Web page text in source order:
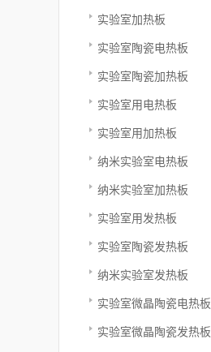
实验室加热板
实验室陶瓷电热板
实验室陶瓷加热板
实验室用电热板
实验室用加热板
纳米实验室电热板
纳米实验室加热板
实验室用发热板
实验室陶瓷发热板
纳米实验室发热板
实验室微晶陶瓷电热板
实验室微晶陶瓷发热板